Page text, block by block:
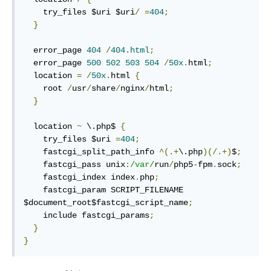
    try_files $uri $uri
/ =404;
}
  error_page
404 /404.html;
  error_page
500 502 503 504 /50x. html;
  location
= /50x. html {
    root
/usr/share/nginx/html;
}
  location
~ \.php$ {
    try_files $uri
=404;
    fastcgi_split_path_info
^(.+\.php)(/.+)$;
    fastcgi_pass unix
: /var/run/php5-fpm. sock;
    fastcgi_index index
. php;
$document_root$fastcgi_script_name;
    include fastcgi_params
;
}
}